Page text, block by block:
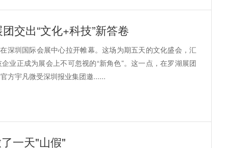
交出“文化+科技”新答卷
深圳国际会展中心拉开帷幕。这场为期五天的文化盛会，汇
业正成为展会上不可忽视的“新角色”。这一点，在罗湖展团
方宇凡微受深圳报业集团邀......
一天"山假"